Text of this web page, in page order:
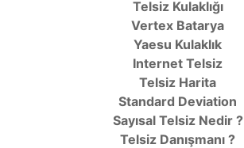
Telsiz Kulaklığı
Vertex Batarya
Yaesu Kulaklık
Internet Telsiz
Telsiz Harita
Standard Deviation
Sayısal Telsiz Nedir ?
Telsiz Danışmanı ?